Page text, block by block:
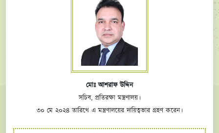
মোঃ আশরাফ উদ্দিন
সচিব, প্রতিরক্ষা মন্ত্রণালয়।
৩০ মে ২০২৪ তারিখে এ মন্ত্রণালয়ের দায়িত্বভার গ্রহণ করেন।